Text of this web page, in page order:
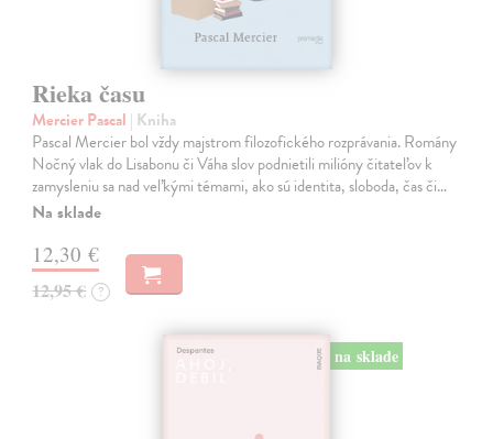
Rieka času
Mercier Pascal | Kniha
Pascal Mercier bol vždy majstrom filozofického rozprávania. Romány
Nočný vlak do Lisabonu či Váha slov podnietili milióny čitateľov k
zamysleniu sa nad veľkými témami, ako sú identita, sloboda, čas či…
Na sklade
12,30 €
12,95 € ?
na sklade